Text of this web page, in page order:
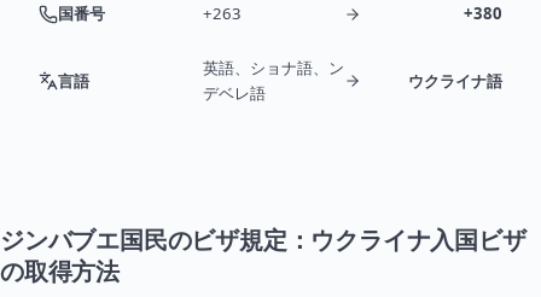
国番号 +263 +380
言語
英語、ショナ語、ン
デベレ語
ウクライナ語
ジンバブエ国民のビザ規定：ウクライナ入国ビザ
の取得方法